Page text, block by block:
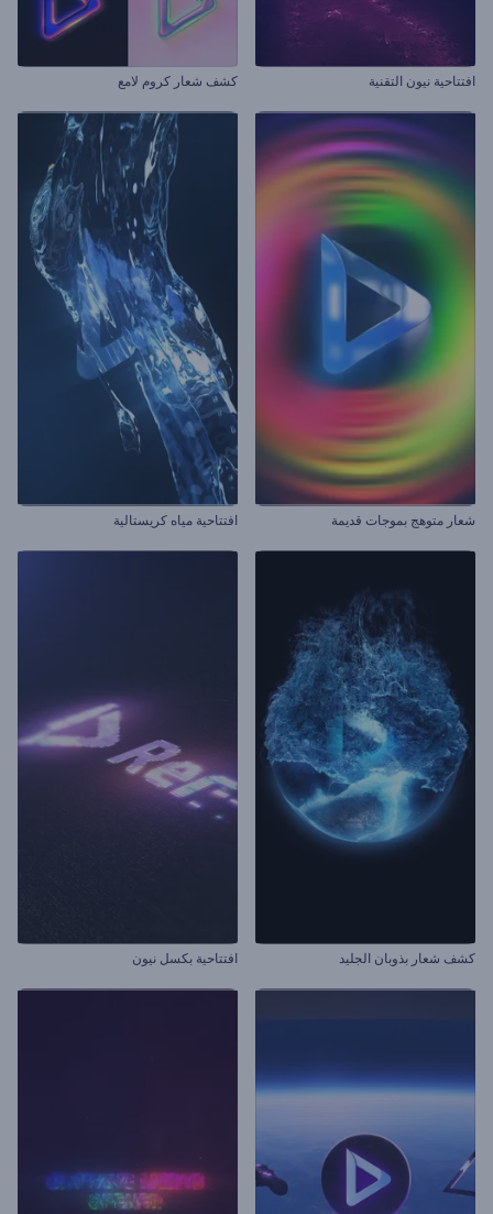
افتتاحية نيون التقنية كشف شعار كروم لامع
شعار متوهج بموجات قديمة افتتاحية مياه كريستالية
كشف شعار بذوبان الجليد افتتاحية بكسل نيون